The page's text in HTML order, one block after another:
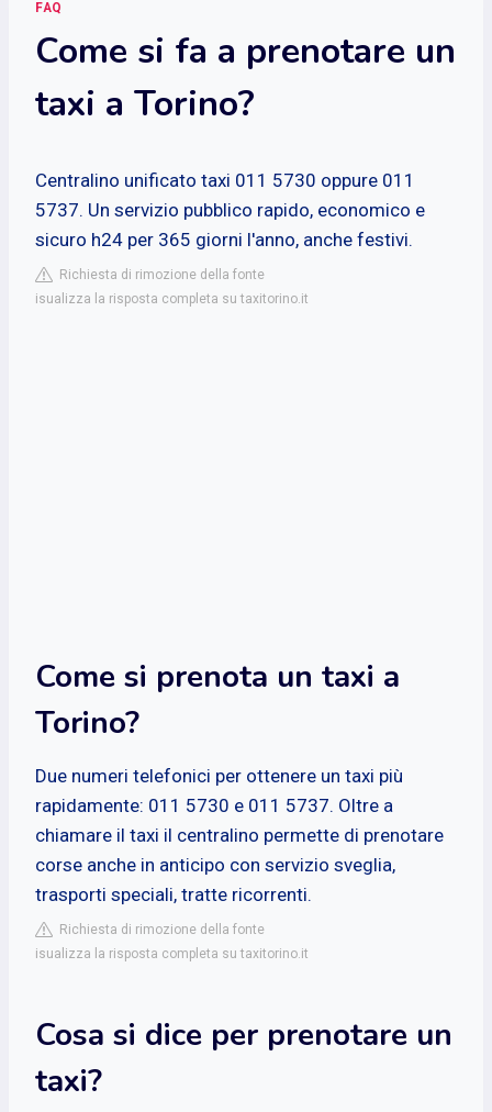
FAQ
Come si fa a prenotare un
taxi a Torino?
Centralino unificato taxi 011 5730 oppure 011
5737. Un servizio pubblico rapido, economico e
sicuro h24 per 365 giorni l'anno, anche festivi.
Richiesta di rimozione della fonte
isualizza la risposta completa su taxitorino.it
Come si prenota un taxi a
Torino?
Due numeri telefonici per ottenere un taxi più
rapidamente: 011 5730 e 011 5737. Oltre a
chiamare il taxi il centralino permette di prenotare
corse anche in anticipo con servizio sveglia,
trasporti speciali, tratte ricorrenti.
Richiesta di rimozione della fonte
isualizza la risposta completa su taxitorino.it
Cosa si dice per prenotare un
taxi?